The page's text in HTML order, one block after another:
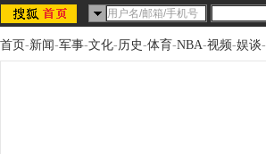
首页-新闻-军事-文化-历史-体育-NBA-视频-娱谈-